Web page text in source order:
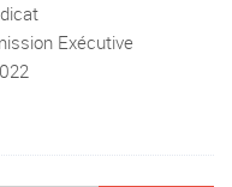
Exécutive